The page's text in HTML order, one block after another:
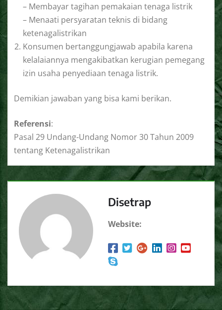
– Membayar tagihan pemakaian tenaga listrik
– Menaati persyaratan teknis di bidang
ketenagalistrikan
Konsumen bertanggungjawab apabila karena
kelalaiannya mengakibatkan kerugian pemegang
izin usaha penyediaan tenaga listrik.
Demikian jawaban yang bisa kami berikan.
Referensi:
Pasal 29 Undang-Undang Nomor 30 Tahun 2009
tentang Ketenagalistrikan
Disetrap
Website: